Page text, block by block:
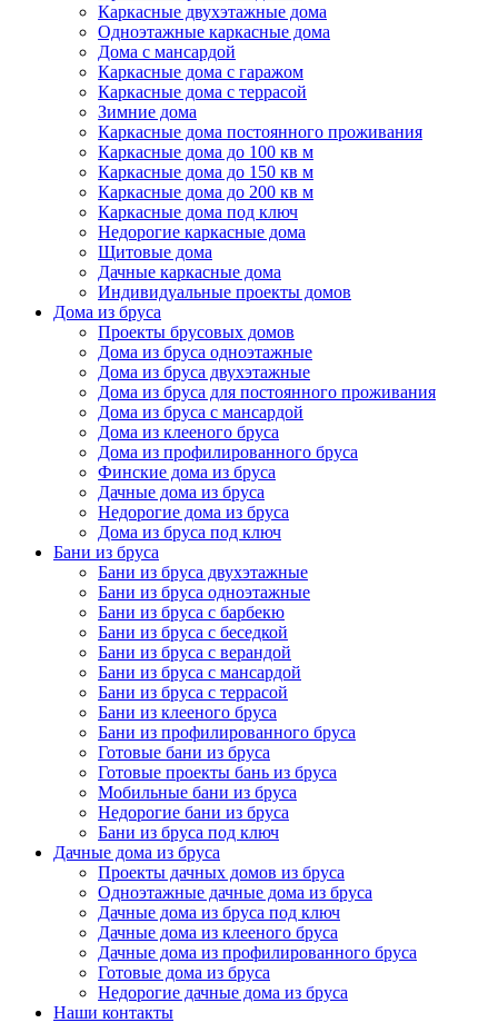
Каркасные двухэтажные дома
Одноэтажные каркасные дома
Дома с мансардой
Каркасные дома с гаражом
Каркасные дома с террасой
Зимние дома
Каркасные дома постоянного проживания
Каркасные дома до 100 кв м
Каркасные дома до 150 кв м
Каркасные дома до 200 кв м
Каркасные дома под ключ
Недорогие каркасные дома
Щитовые дома
Дачные каркасные дома
Индивидуальные проекты домов
Дома из бруса
Проекты брусовых домов
Дома из бруса одноэтажные
Дома из бруса двухэтажные
Дома из бруса для постоянного проживания
Дома из бруса с мансардой
Дома из клееного бруса
Дома из профилированного бруса
Финские дома из бруса
Дачные дома из бруса
Недорогие дома из бруса
Дома из бруса под ключ
Бани из бруса
Бани из бруса двухэтажные
Бани из бруса одноэтажные
Бани из бруса с барбекю
Бани из бруса с беседкой
Бани из бруса с верандой
Бани из бруса с мансардой
Бани из бруса с террасой
Бани из клееного бруса
Бани из профилированного бруса
Готовые бани из бруса
Готовые проекты бань из бруса
Мобильные бани из бруса
Недорогие бани из бруса
Бани из бруса под ключ
Дачные дома из бруса
Проекты дачных домов из бруса
Одноэтажные дачные дома из бруса
Дачные дома из бруса под ключ
Дачные дома из клееного бруса
Дачные дома из профилированного бруса
Готовые дома из бруса
Недорогие дачные дома из бруса
Наши контакты